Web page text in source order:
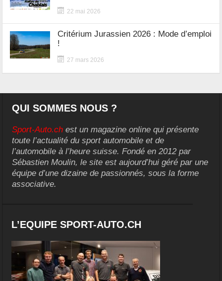
22 mai 2026
Critérium Jurassien 2026 : Mode d’emploi
!
27 mars 2026
QUI SOMMES NOUS ?
Sport-Auto.ch est un magazine online qui présente
toute l’actualité du sport automobile et de
l’automobile à l’heure suisse. Fondé en 2012 par
Sébastien Moulin, le site est aujourd’hui géré par une
équipe d’une dizaine de passionnés, sous la forme
associative.
L’EQUIPE SPORT-AUTO.CH